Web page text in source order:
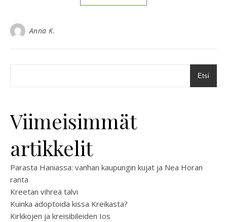
Anna K.
Etsi
Viimeisimmät
artikkelit
Parasta Haniassa: vanhan kaupungin kujat ja Nea Horan
ranta
Kreetan vihreä talvi
Kuinka adoptoida kissa Kreikasta?
Kirkkojen ja kreisibileiden Ios